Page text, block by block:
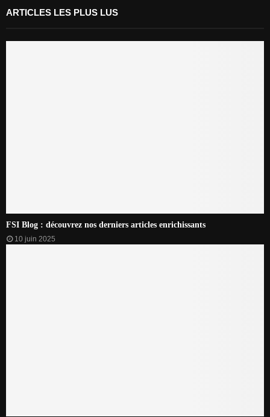
ARTICLES LES PLUS LUS
FSI Blog : découvrez nos derniers articles enrichissants
10 juin 2025